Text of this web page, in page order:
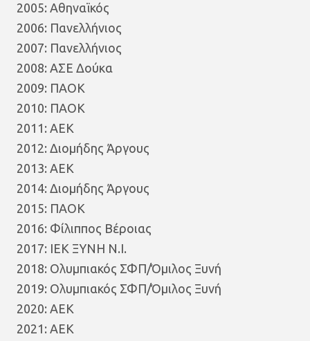
2005: Αθηναϊκός
2006: Πανελλήνιος
2007: Πανελλήνιος
2008: ΑΣΕ Δούκα
2009: ΠΑΟΚ
2010: ΠΑΟΚ
2011: ΑΕΚ
2012: Διομήδης Άργους
2013: ΑΕΚ
2014: Διομήδης Άργους
2015: ΠΑΟΚ
2016: Φίλιππος Βέροιας
2017: ΙΕΚ ΞΥΝΗ Ν.Ι.
2018: Ολυμπιακός ΣΦΠ/Όμιλος Ξυνή
2019: Ολυμπιακός ΣΦΠ/Όμιλος Ξυνή
2020: ΑΕΚ
2021: ΑΕΚ